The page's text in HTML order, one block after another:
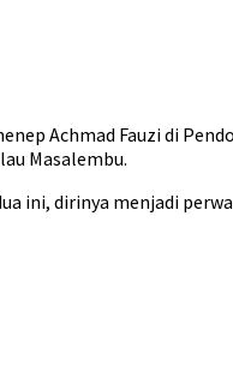
Achmad Fauzi di
Masalembu.
ini, dirinya menjadi